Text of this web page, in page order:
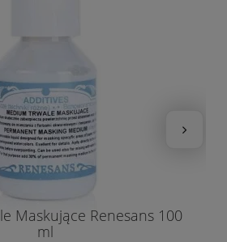
Maskujące Renesans 100
ml